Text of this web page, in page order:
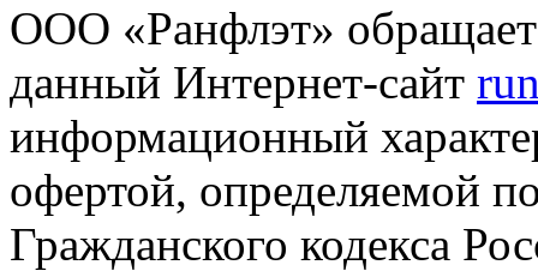
ООО «Ранфлэт»
данный Интернет-сайт
информационный
офертой, определяемой
Гражданского кодекса